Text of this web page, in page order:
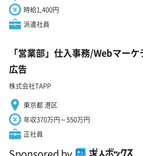
時給1,400円
派遣社員
「営業部」仕入事務/Webマー
広告
株式会社TAPP
東京都 港区
年収370万円～550万円
正社員